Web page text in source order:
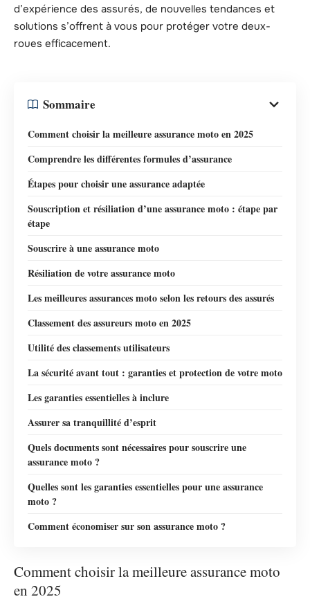
d’expérience des assurés, de nouvelles tendances et
solutions s’offrent à vous pour protéger votre deux-
roues efficacement.
Sommaire
Comment choisir la meilleure assurance moto en 2025
Comprendre les différentes formules d’assurance
Étapes pour choisir une assurance adaptée
Souscription et résiliation d’une assurance moto : étape par
étape
Souscrire à une assurance moto
Résiliation de votre assurance moto
Les meilleures assurances moto selon les retours des assurés
Classement des assureurs moto en 2025
Utilité des classements utilisateurs
La sécurité avant tout : garanties et protection de votre moto
Les garanties essentielles à inclure
Assurer sa tranquillité d’esprit
Quels documents sont nécessaires pour souscrire une
assurance moto ?
Quelles sont les garanties essentielles pour une assurance
moto ?
Comment économiser sur son assurance moto ?
Comment choisir la meilleure assurance moto
en 2025